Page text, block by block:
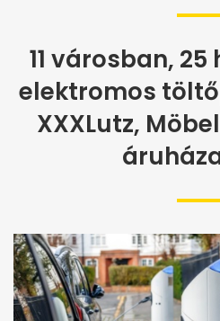
11 városban,
elektromos
XXXLutz,